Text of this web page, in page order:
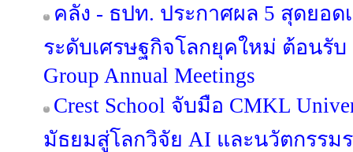
คลัง - ธปท. ประกาศผล 5 สุดยอด
ระดับเศรษฐกิจโลกยุคใหม่ ต้อนรับ
Group Annual Meetings
Crest School จับมือ CMKL
มัธยมสู่โลกวิจัย AI และนวัตกรรม